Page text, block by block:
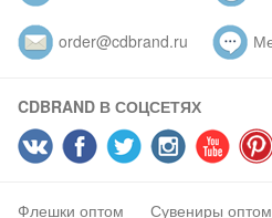
order@cdbrand.ru
CDBRAND В СОЦСЕТЯХ
Флешки оптом Сувениры оптом